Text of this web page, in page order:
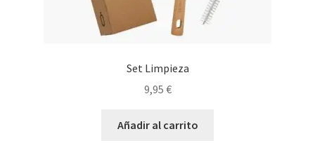
Set Limpieza
9,95 €
Añadir al carrito